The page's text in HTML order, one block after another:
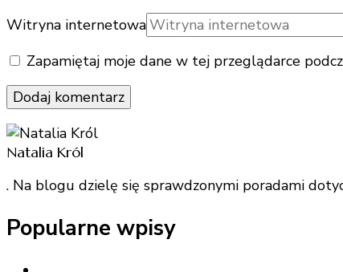
Witryna internetowa
Zapamiętaj moje dane w tej przeglądarce
Natalia Król
. Na blogu dzielę się sprawdzonymi poradami
Popularne wpisy